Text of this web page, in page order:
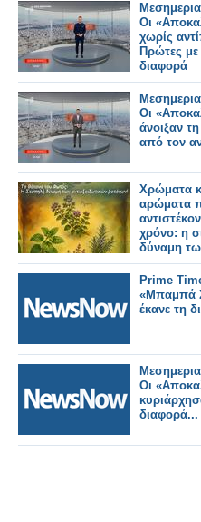
Οι
χωρίς
Πρώτες
διαφορά
Οι
άνοιξαν
από τον
Χρώματα
αρώματα
χρόνο: η
δύναμη
βοτάνων.
Prime
«Μπαμπά
έκανε τη
Οι
διαφορά...